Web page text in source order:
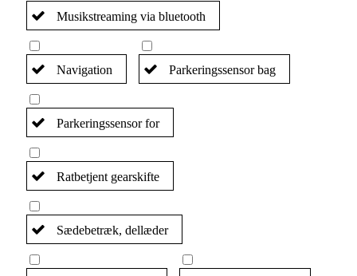
Musikstreaming via bluetooth
Navigation Parkeringssensor bag
Parkeringssensor for
Ratbetjent gearskifte
Sædebetræk, dellæder